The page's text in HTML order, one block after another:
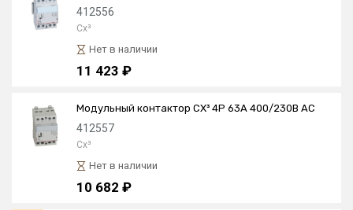
412556
Cx³
Нет в наличии
11 423 ₽
Модульный контактор CX³ 4P 63А 400/230В AC
412557
Cx³
Нет в наличии
10 682 ₽